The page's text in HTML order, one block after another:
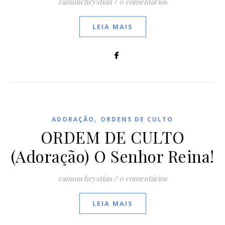
LEIA MAIS
ADORAÇÃO , ORDENS DE CULTO
ORDEM DE CULTO
(Adoração) O Senhor Reina!
ramonchrystian / 0 comentários
LEIA MAIS